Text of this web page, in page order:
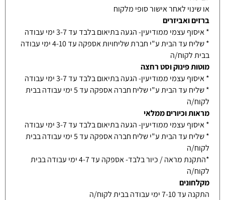
או שינוי לאחר אישור סופי מלקוח
ברזים ואביזרים
* איסוף עצמי ממודיעין- הגעה בתיאום בלבד עד 3-7 ימי עבודה
* שליח עד הבית ע"י חברת שליחויות אספקה עד 4-10 ימי עבודה
בבית לקוח/ה
מוטות פינוק וסט רחצה
* איסוף עצמי ממודיעין- הגעה בתיאום בלבד עד 3-7 ימי עבודה
* שליח עד הבית ע"י שליח חברה אספקה עד 5 ימי עבודה בבית
לקוח/ה
מראות וכיורים ממלאי
* איסוף עצמי ממודיעין- הגעה בתיאום בלבד עד 3-7 ימי עבודה
* שליח עד הבית ע"י שליח חברה אספקה עד 5 ימי עבודה בבית
לקוח/ה
*התקנת מראה / כיור בלבד- אספקה עד 4-7 ימי עבודה בבית
לקוח/ה
מקלחונים
התקנה עד 7-10 ימי עבודה בבית לקוח/ה